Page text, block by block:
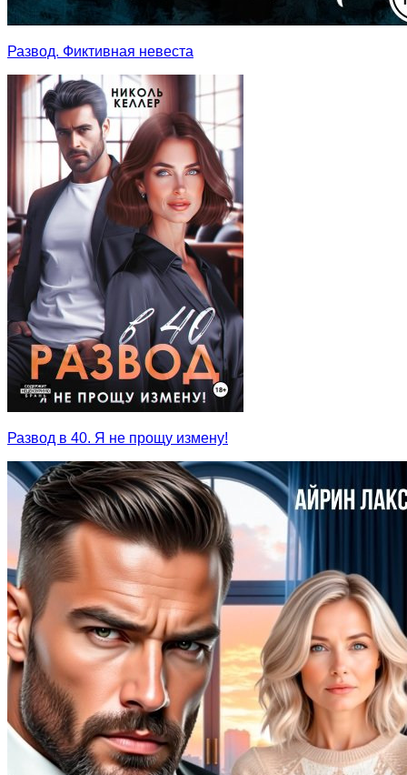
Развод. Фиктивная невеста
Развод в 40. Я не прощу измену!